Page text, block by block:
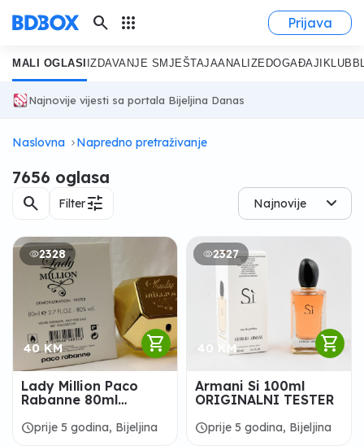
search apps Prijava
MALI OGLASI IZDAVANJE SMJEŠTAJAANALIZE DOGAĐAJI KLUB
Najnovije vijesti sa portala Bijeljina Danas
Naslovna Napredno pretraživanje
7656 oglasa
search Filtertune Najnovije
2328
40 KM shopping_cart
Lady Million Paco
Rabanne 80ml
scheduleprije 5 godina, Bijeljina
2327
40 KM shopping_cart
Armani Si 100ml
ORIGINALNI TESTER
scheduleprije 5 godina, Bijeljina